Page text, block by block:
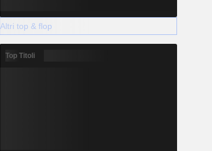
Altri top & flop
Top Titoli